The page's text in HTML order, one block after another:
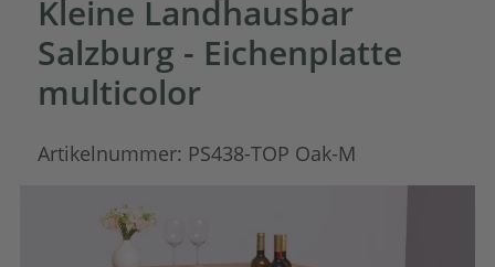
Kleine Landhausbar
Salzburg - Eichenplatte
multicolor
Artikelnummer: PS438-TOP Oak-M